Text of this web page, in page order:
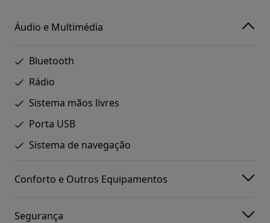
Áudio e Multimédia
Bluetooth
Rádio
Sistema mãos livres
Porta USB
Sistema de navegação
Conforto e Outros Equipamentos
Segurança